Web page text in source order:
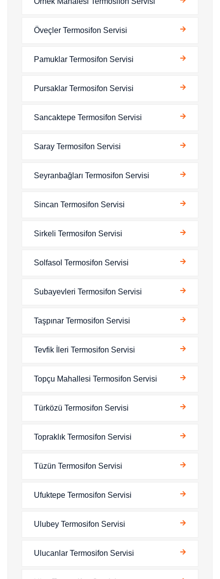
Öveçler Termosifon Servisi
Pamuklar Termosifon Servisi
Pursaklar Termosifon Servisi
Sancaktepe Termosifon Servisi
Saray Termosifon Servisi
Seyranbağları Termosifon Servisi
Sincan Termosifon Servisi
Sirkeli Termosifon Servisi
Solfasol Termosifon Servisi
Subayevleri Termosifon Servisi
Taşpınar Termosifon Servisi
Tevfik İleri Termosifon Servisi
Topçu Mahallesi Termosifon Servisi
Türközü Termosifon Servisi
Topraklık Termosifon Servisi
Tüzün Termosifon Servisi
Ufuktepe Termosifon Servisi
Ulubey Termosifon Servisi
Ulucanlar Termosifon Servisi